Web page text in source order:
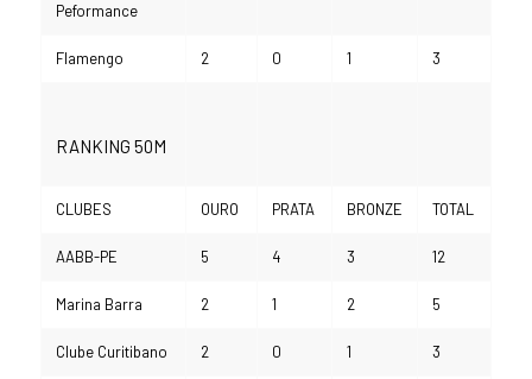
Peformance
Flamengo 2 0 1 3
RANKING 50M
CLUBES OURO PRATA BRONZE TOTAL
AABB-PE 5 4 3 12
Marina Barra 2 1 2 5
Clube Curitibano 2 0 1 3